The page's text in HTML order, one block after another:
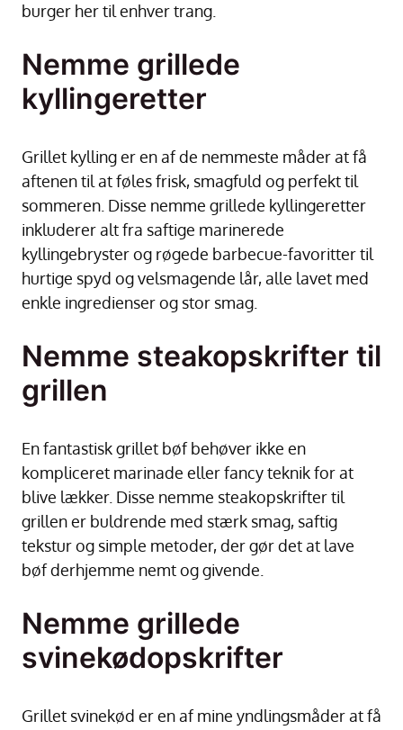
burger her til enhver trang.
Nemme grillede
kyllingeretter
Grillet kylling er en af de nemmeste måder at få
aftenen til at føles frisk, smagfuld og perfekt til
sommeren. Disse nemme grillede kyllingeretter
inkluderer alt fra saftige marinerede
kyllingebryster og røgede barbecue-favoritter til
hurtige spyd og velsmagende lår, alle lavet med
enkle ingredienser og stor smag.
Nemme steakopskrifter til
grillen
En fantastisk grillet bøf behøver ikke en
kompliceret marinade eller fancy teknik for at
blive lækker. Disse nemme steakopskrifter til
grillen er buldrende med stærk smag, saftig
tekstur og simple metoder, der gør det at lave
bøf derhjemme nemt og givende.
Nemme grillede
svinekødopskrifter
Grillet svinekød er en af mine yndlingsmåder at få